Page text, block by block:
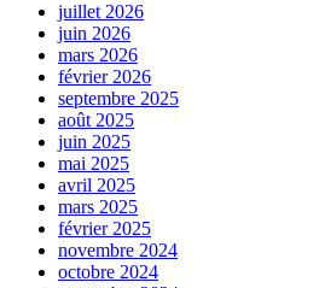
juillet 2026
juin 2026
mars 2026
février 2026
septembre 2025
août 2025
juin 2025
mai 2025
avril 2025
mars 2025
février 2025
novembre 2024
octobre 2024